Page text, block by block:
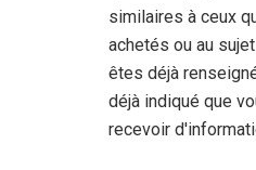
similaires à ceux
achetés ou au
êtes déjà
déjà indiqué que
recevoir